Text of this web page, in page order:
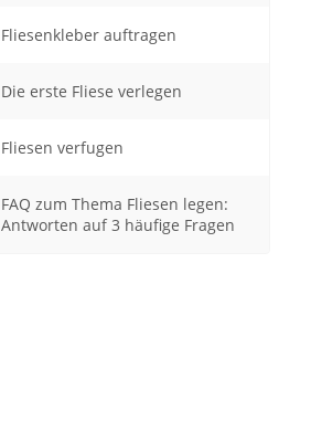
Fliesenkleber auftragen
Die erste Fliese verlegen
Fliesen verfugen
FAQ zum Thema Fliesen legen:
Antworten auf 3 häufige Fragen